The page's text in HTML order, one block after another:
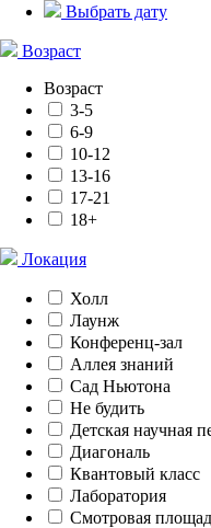
Выбрать дату
Возраст
Возраст
3-5
6-9
10-12
13-16
17-21
18+
Локация
Холл
Лаунж
Конференц-зал
Аллея знаний
Сад Ньютона
Не будить
Детская научная
Диагональ
Квантовый класс
Лаборатория
Смотровая